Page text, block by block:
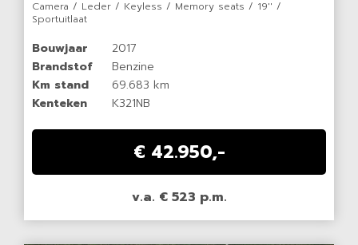
Camera / Leder / Keyless / Memory seats / 19'' /
Sportuitlaat
Bouwjaar
2017
Brandstof
Benzine
Km stand
69.683 km
Kenteken
K321NB
€ 42.950,-
v.a. € 523 p.m.